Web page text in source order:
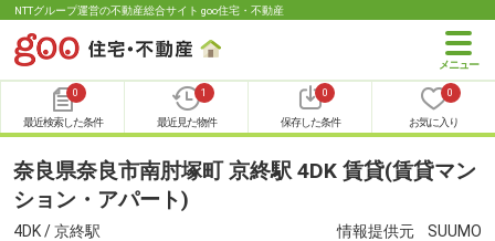
NTTグループ運営の不動産総合サイト goo住宅・不動産
0
最近検索した条件
1
最近見た物件
0
保存した条件
0
お気に入り
奈良県奈良市南肘塚町 京終駅 4DK 賃貸(賃貸マン
ション・アパート)
4DK / 京終駅 情報提供元 SUUMO